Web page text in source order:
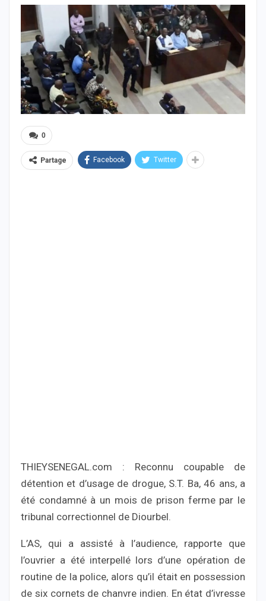
0
Partage Facebook Twitter
THIEYSENEGAL.com : Reconnu coupable de
détention et d’usage de drogue, S.T. Ba, 46 ans, a
été condamné à un mois de prison ferme par le
tribunal correctionnel de Diourbel.
L’AS, qui a assisté à l’audience, rapporte que
l’ouvrier a été interpellé lors d’une opération de
routine de la police, alors qu’il était en possession
de six cornets de chanvre indien. En état d’ivresse